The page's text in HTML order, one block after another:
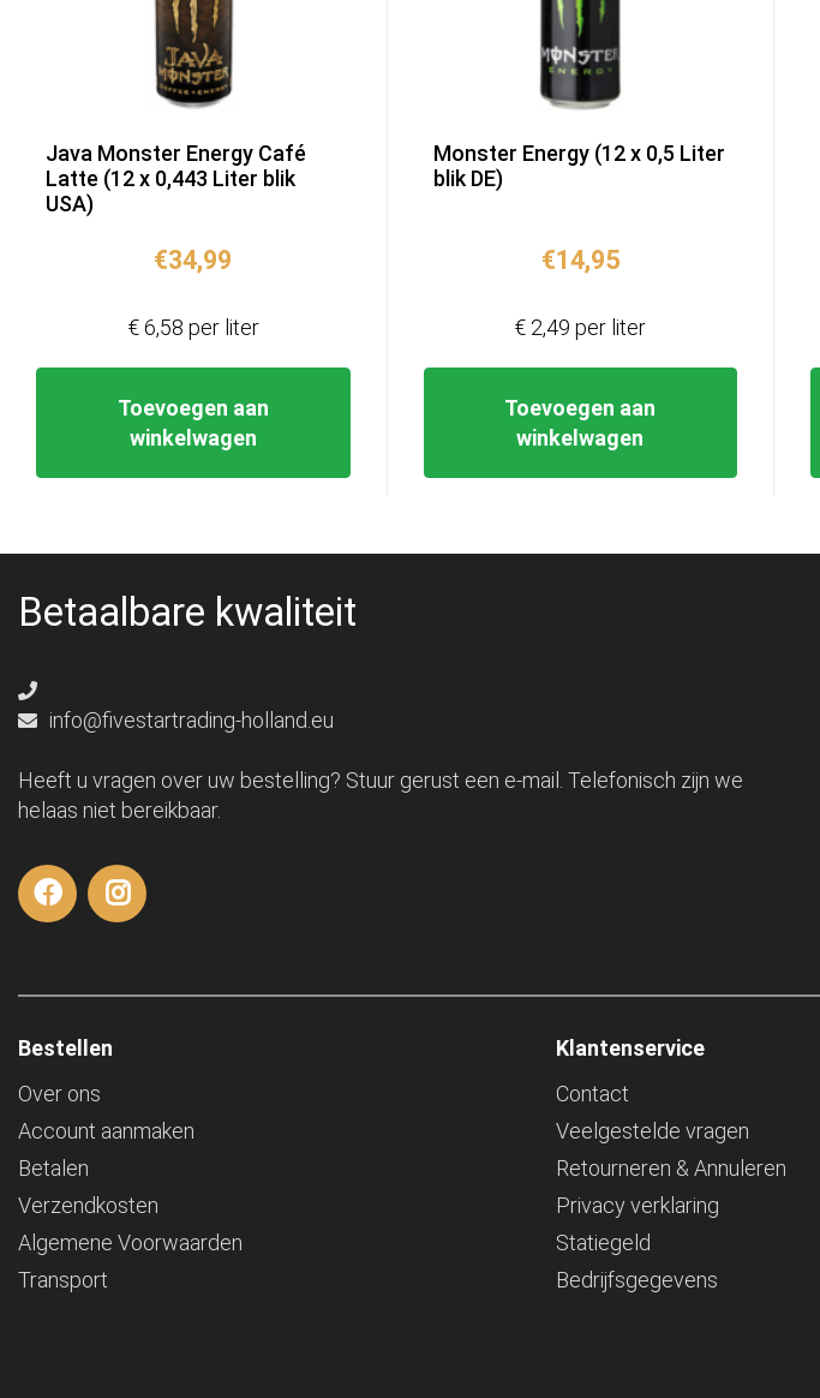
Java Monster Energy Café
Latte (12 x 0,443 Liter blik
USA)
€34,99
Toevoegen aan
winkelwagen
€ 6,58 per liter
Monster Energy (12 x 0,5 Liter
blik DE)
€14,95
Toevoegen aan
winkelwagen
€ 2,49 per liter
Betaalbare kwaliteit
info@fivestartrading-holland.eu
Heeft u vragen over uw bestelling? Stuur gerust een e-mail. Telefonisch zijn we
helaas niet bereikbaar.
Bestellen
Over ons
Account aanmaken
Betalen
Verzendkosten
Algemene Voorwaarden
Transport
Klantenservice
Contact
Veelgestelde vragen
Retourneren & Annuleren
Privacy verklaring
Statiegeld
Bedrijfsgegevens